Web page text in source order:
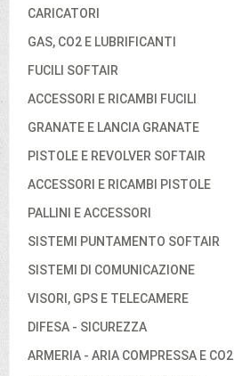
CARICATORI
GAS, CO2 E LUBRIFICANTI
FUCILI SOFTAIR
ACCESSORI E RICAMBI FUCILI
GRANATE E LANCIA GRANATE
PISTOLE E REVOLVER SOFTAIR
ACCESSORI E RICAMBI PISTOLE
PALLINI E ACCESSORI
SISTEMI PUNTAMENTO SOFTAIR
SISTEMI DI COMUNICAZIONE
VISORI, GPS E TELECAMERE
DIFESA - SICUREZZA
ARMERIA - ARIA COMPRESSA E CO2